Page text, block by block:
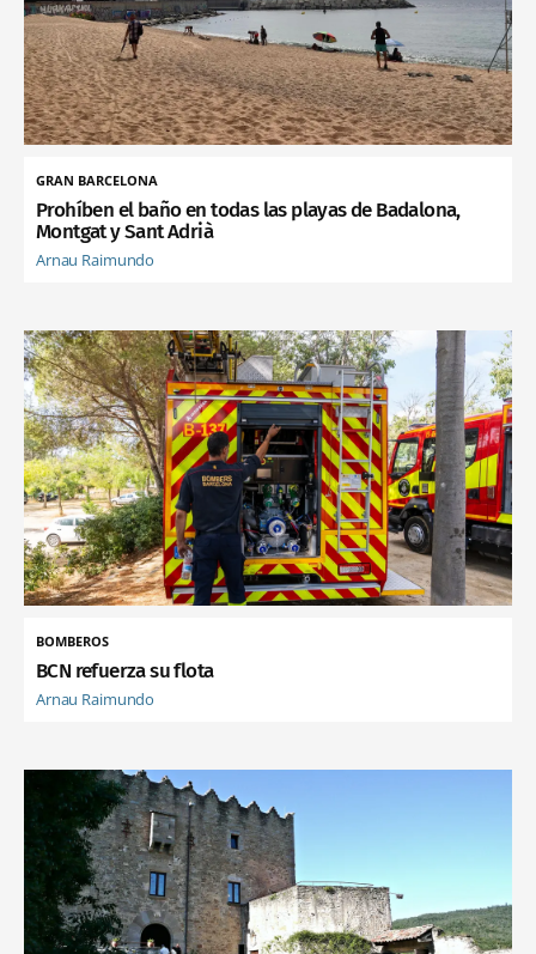
GRAN BARCELONA
Prohíben el baño en todas las playas de Badalona,
Montgat y Sant Adrià
Arnau Raimundo
BOMBEROS
BCN refuerza su flota
Arnau Raimundo